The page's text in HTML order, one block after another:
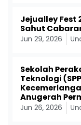
Jejualley Fest
Sahut
Jun 29, 2026
Sekolah
Teknologi
Anugerah
Jun 26, 2026